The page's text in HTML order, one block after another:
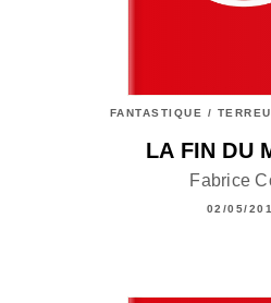
FANTASTIQUE /
LA FIN DU
Fabrice
02/05/